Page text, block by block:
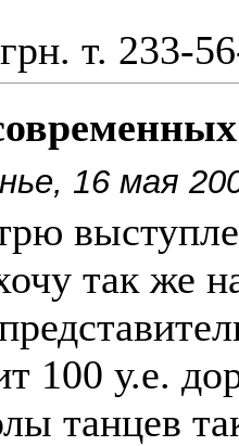
т. 233-
16 мая
так же
100 у.е.
танцев